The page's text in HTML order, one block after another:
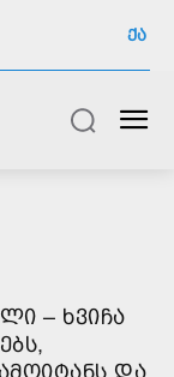
ᲥᲐ
– ᲮᲕᲘᲩᲐ
ᲓᲐ